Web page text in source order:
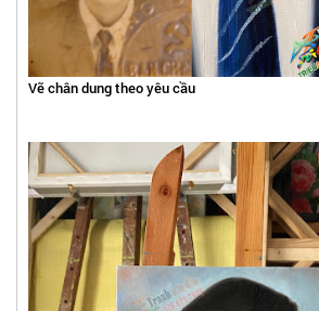
Vẽ chân dung theo yêu cầu